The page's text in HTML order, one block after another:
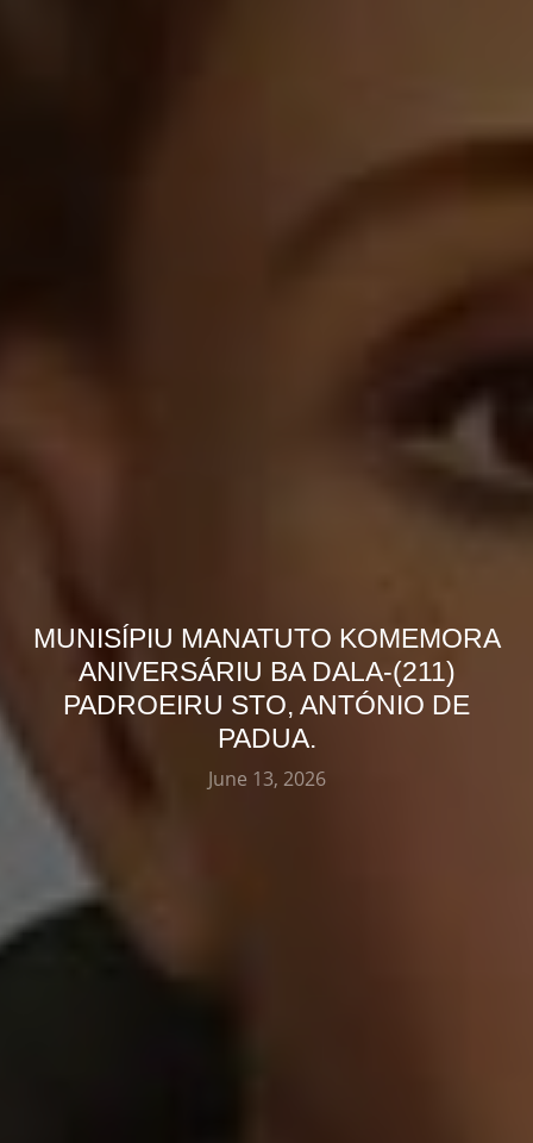
MUNISÍPIU MANATUTO KOMEMORA
ANIVERSÁRIU BA DALA-(211)
PADROEIRU STO, ANTÓNIO DE
PADUA.
June 13, 2026